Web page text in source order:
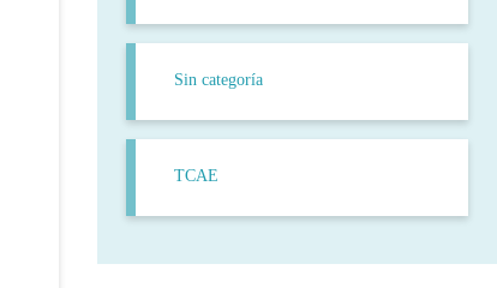
Sin categoría
TCAE